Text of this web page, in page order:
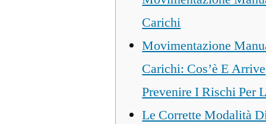
Carichi
Movimentazione
Carichi: Cos’è E Arrive
Prevenire I Rischi Per
Le Corrette Modalità